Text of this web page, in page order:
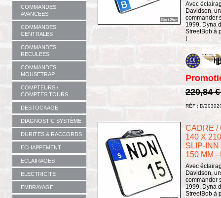
COMMANDES
AVANCEES
COMMANDES
CENTRALES
COMMANDES
RECULEES
COMMANDES
MOUSETRAP
COMPTEURS /
COMPTES TOURS
DESTOCKAGE
DIAGNOSTIC SYSTÈME
DURITES & RACCORDS
ECHAPPEMENT
ECLAIRAGES
ELECTRICITE
EMBRAYAGE
Avec
Davidson,
commander
1999, Dyna
StreetBob à
(...
220,84
RÉF : D/
CADRE /
140 X
SLIP-INN
150 MM -
Avec
Davidson,
commander
1999, Dyna
StreetBob à